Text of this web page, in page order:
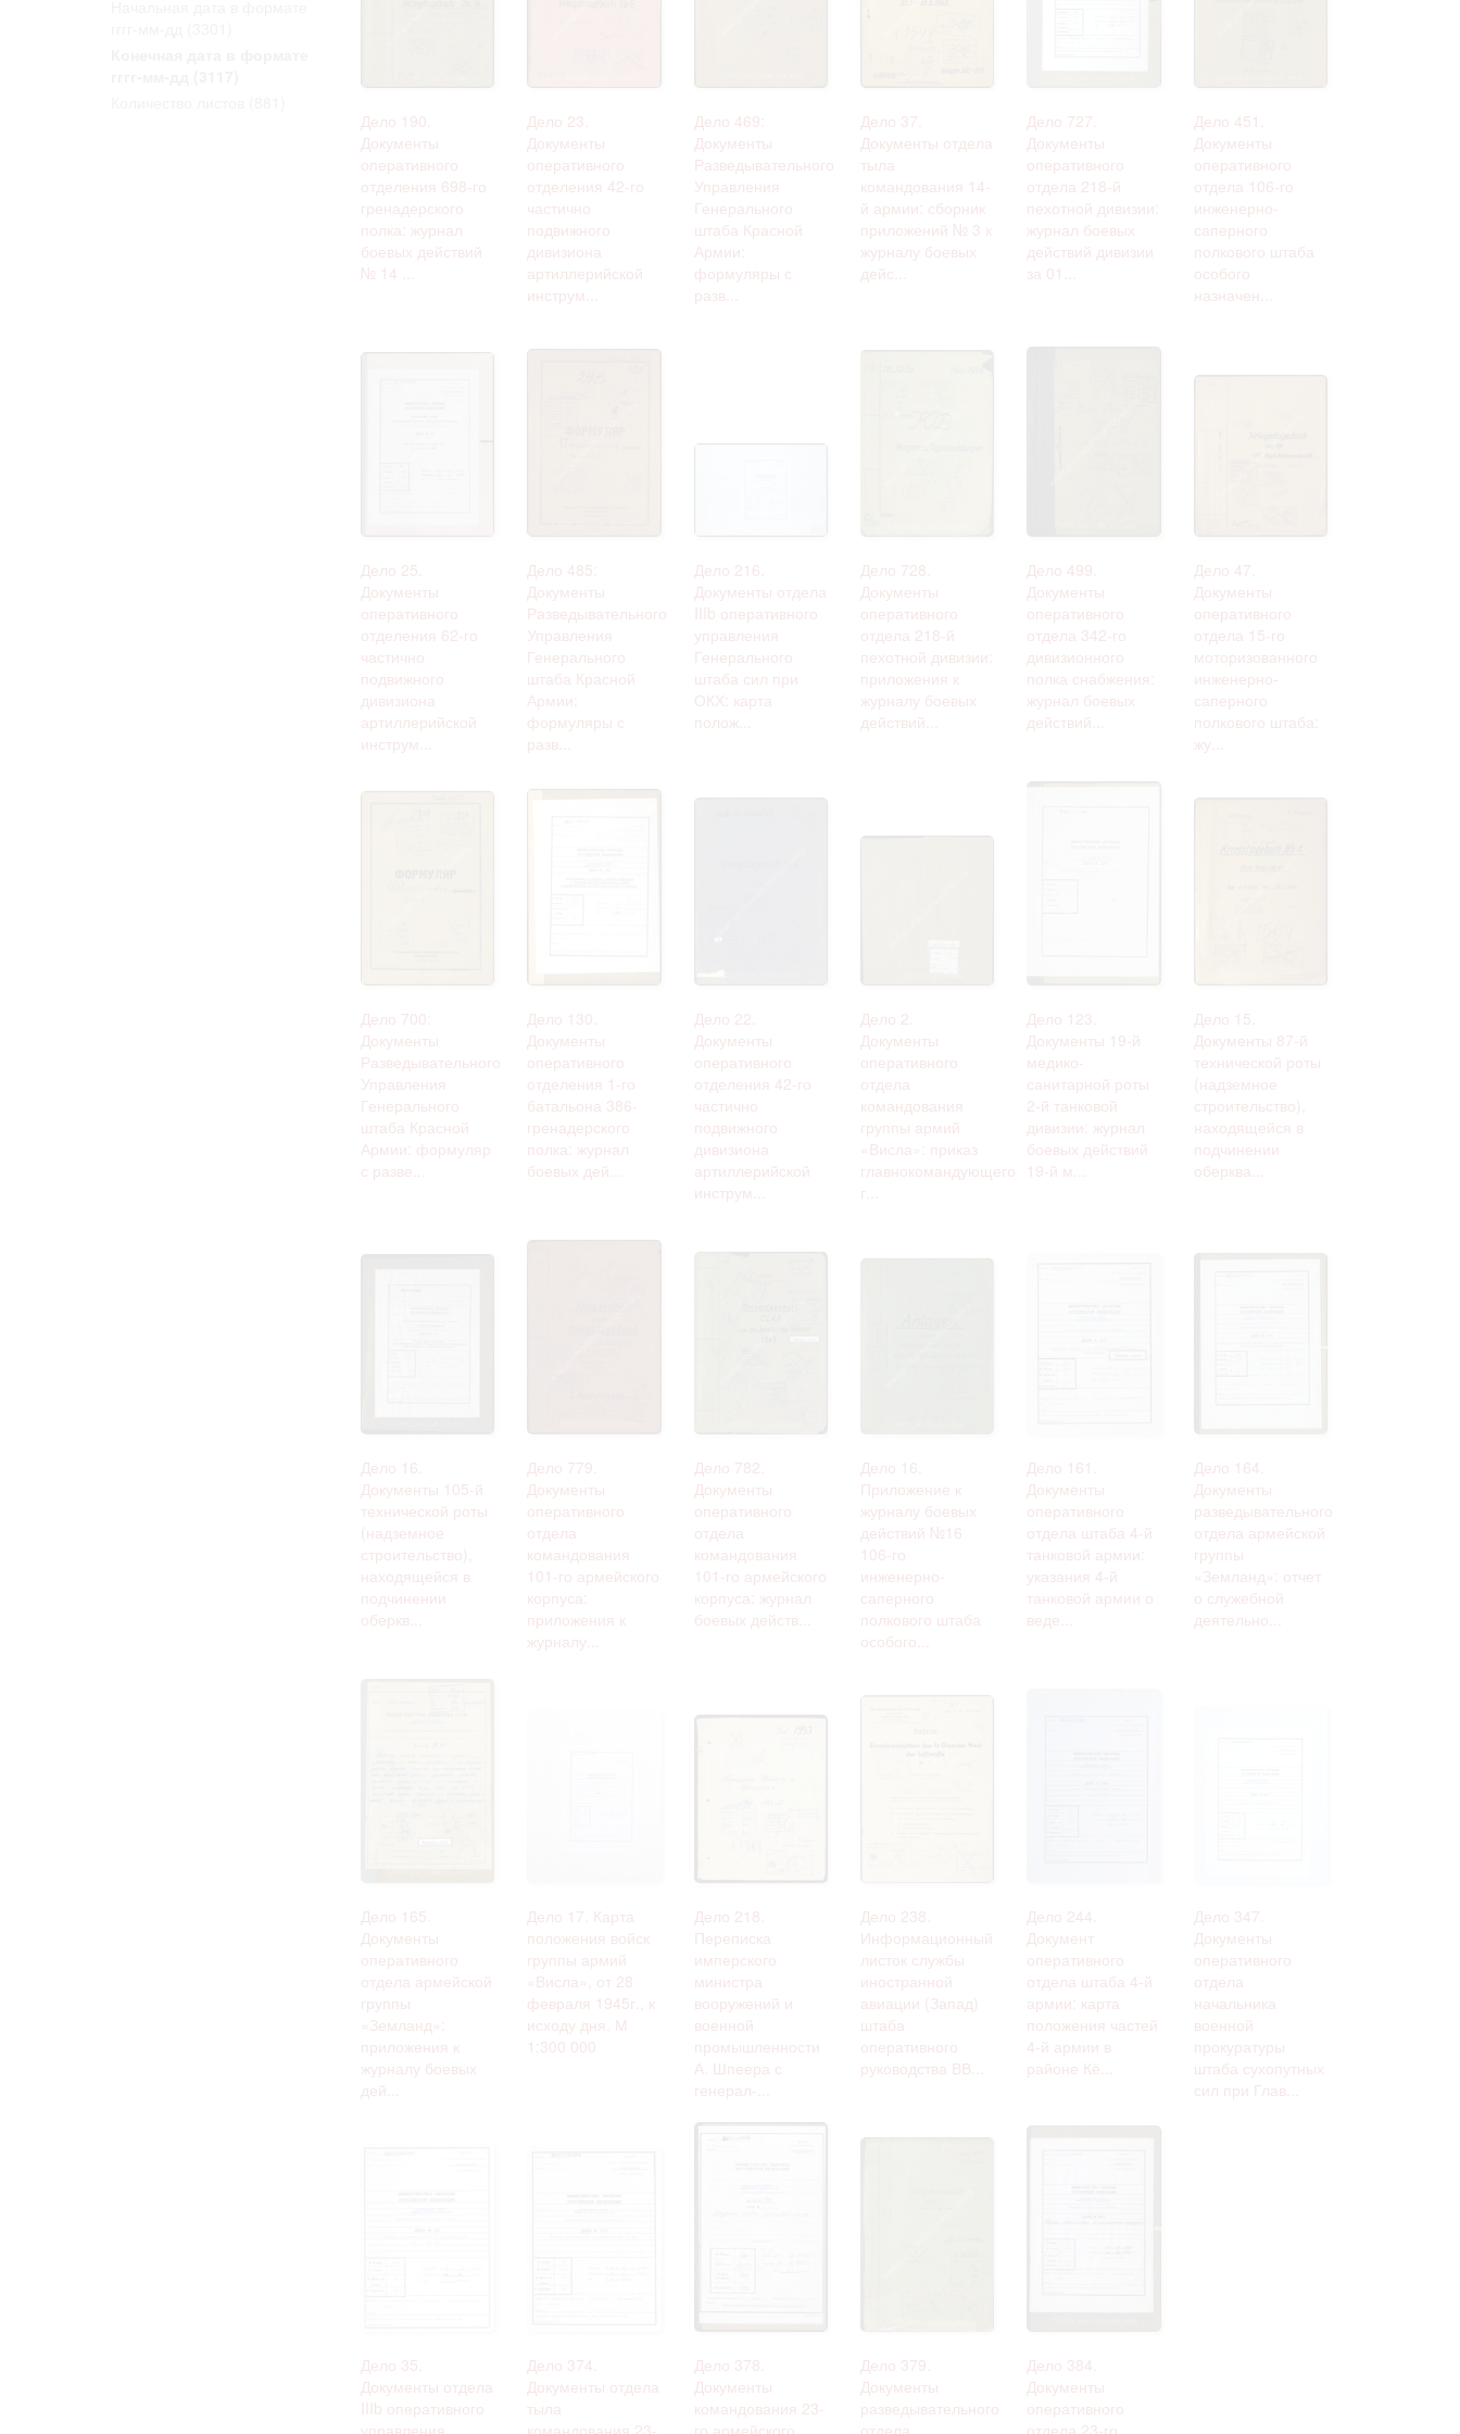
Дело 190.
Документы
оперативного
отделения 698-го
гренадерского
полка: журнал
боевых действий
№ 14 ...
Дело 23.
Документы
оперативного
отделения 42-го
частично
подвижного
дивизиона
артиллерийской
инструм...
Дело 469:
Документы
Разведывательного
Управления
Генерального
штаба Красной
Армии:
формуляры с
разв...
Дело 37.
Документы отдела
тыла
командования 14-
й армии: сборник
приложений № 3 к
журналу боевых
дейс...
Дело 727.
Документы
оперативного
отдела 218-й
пехотной дивизии:
журнал боевых
действий дивизии
за 01...
Дело 451.
Документы
оперативного
отдела 106-го
инженерно-
саперного
полкового штаба
особого
назначен...
Дело 25.
Документы
оперативного
отделения 62-го
частично
подвижного
дивизиона
артиллерийской
инструм...
Дело 485:
Документы
Разведывательного
Управления
Генерального
штаба Красной
Армии:
формуляры с
разв...
Дело 216.
Документы отдела
IIIb оперативного
управления
Генерального
штаба сил при
ОКХ: карта
полож...
Дело 728.
Документы
оперативного
отдела 218-й
пехотной дивизии:
приложения к
журналу боевых
действий...
Дело 499.
Документы
оперативного
отдела 342-го
дивизионного
полка снабжения:
журнал боевых
действий...
Дело 47.
Документы
оперативного
отдела 15-го
моторизованного
инженерно-
саперного
полкового штаба:
жу...
Дело 700:
Документы
Разведывательного
Управления
Генерального
штаба Красной
Армии: формуляр
с разве...
Дело 130.
Документы
оперативного
отделения 1-го
батальона 386-
гренадерского
полка: журнал
боевых дей...
Дело 22.
Документы
оперативного
отделения 42-го
частично
подвижного
дивизиона
артиллерийской
инструм...
Дело 2.
Документы
оперативного
отдела
командования
группы армий
«Висла»: приказ
главнокомандующего
г...
Дело 123.
Документы 19-й
медико-
санитарной роты
2-й танковой
дивизии: журнал
боевых действий
19-й м...
Дело 15.
Документы 87-й
технической роты
(надземное
строительство),
находящейся в
подчинении
оберква...
Дело 16.
Документы 105-й
технической роты
(надземное
строительство),
находящейся в
подчинении
оберкв...
Дело 779.
Документы
оперативного
отдела
командования
101-го армейского
корпуса:
приложения к
журналу...
Дело 782.
Документы
оперативного
отдела
командования
101-го армейского
корпуса: журнал
боевых действ...
Дело 16.
Приложение к
журналу боевых
действий №16
106-го
инженерно-
саперного
полкового штаба
особого...
Дело 161.
Документы
оперативного
отдела штаба 4-й
танковой армии:
указания 4-й
танковой армии о
веде...
Дело 164.
Документы
разведывательного
отдела армейской
группы
«Земланд»: отчет
о служебной
деятельно...
Дело 165.
Документы
оперативного
отдела армейской
группы
«Земланд»:
приложения к
журналу боевых
дей...
Дело 17. Карта
положения войск
группы армий
«Висла», от 28
февраля 1945г., к
исходу дня. М
1:300 000
Дело 218.
Переписка
имперского
министра
вооружений и
военной
промышленности
А. Шпеера с
генерал-...
Дело 238.
Информационный
листок службы
иностранной
авиации (Запад)
штаба
оперативного
руководства ВВ...
Дело 244.
Документ
оперативного
отдела штаба 4-й
армии: карта
положения частей
4-й армии в
районе Кё...
Дело 347.
Документы
оперативного
отдела
начальника
военной
прокуратуры
штаба сухопутных
сил при Глав...
Дело 35.
Документы отдела
IIIb оперативного
Дело 374.
Документы отдела
тыла
Дело 378.
Документы
командования 23-
Дело 379.
Документы
разведывательного
Дело 384.
Документы
оперативного